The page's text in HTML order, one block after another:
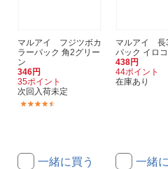
マルアイ フジツボカ
ラーパック 角2グリー
ン
346円
35ポイント
次回入荷未定
一緒に買う
マルアイ 長
パック イロコ
438円
44ポイント
在庫あり
一緒